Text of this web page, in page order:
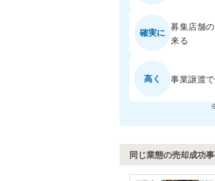
確実に
募集店舗の
来る
高く 事業譲渡で
同じ業態の売却成功事